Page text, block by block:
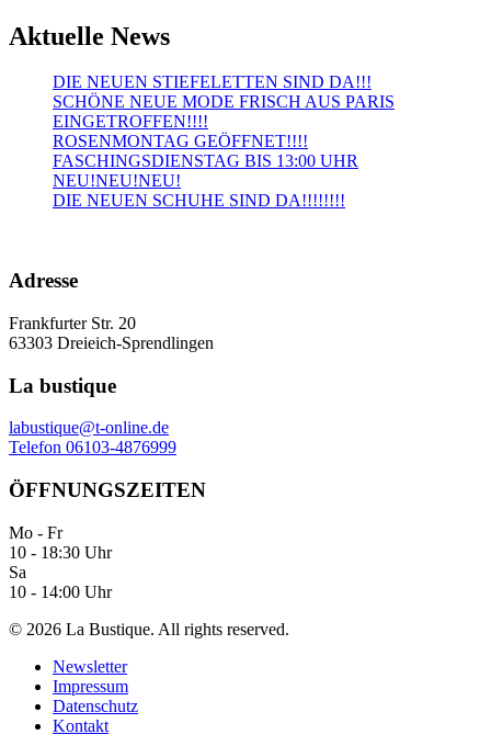
Aktuelle News
DIE NEUEN STIEFELETTEN SIND DA!!!
SCHÖNE NEUE MODE FRISCH AUS PARIS
EINGETROFFEN!!!!
ROSENMONTAG GEÖFFNET!!!!
FASCHINGSDIENSTAG BIS 13:00 UHR
NEU!NEU!NEU!
DIE NEUEN SCHUHE SIND DA!!!!!!!!
Adresse
Frankfurter Str. 20
63303 Dreieich-Sprendlingen
La bustique
labustique@t-online.de
Telefon 06103-4876999
ÖFFNUNGSZEITEN
Mo - Fr
10 - 18:30 Uhr
Sa
10 - 14:00 Uhr
© 2026 La Bustique. All rights reserved.
Newsletter
Impressum
Datenschutz
Kontakt